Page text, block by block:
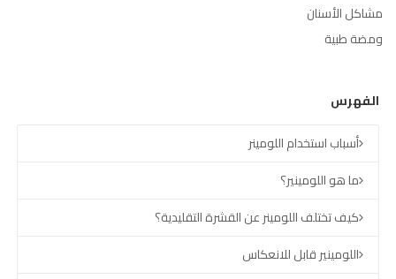
مشاكل الأسنان
ومضة طبية
الفهرس
أسباب استخدام اللومينر
ما هو اللومينير؟
كيف تختلف اللومينر عن القشرة التقليدية؟
اللومينير قابل للانعكاس